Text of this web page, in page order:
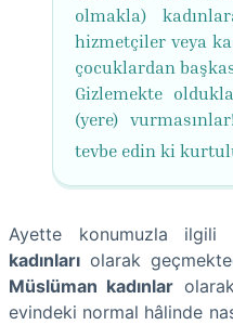
olmakla)
hizmetçiler veya
çocuklardan
Gizlemekte
(yere)
tevbe edin ki
Ayette konumuzla ilgili
kadınları olarak
Müslüman kadınlar
evindeki normal hâlinde